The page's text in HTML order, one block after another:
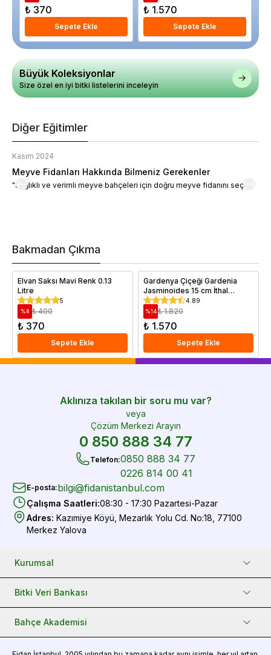
₺ 370
Sepete Ekle
₺ 1.570
Sepete Ekle
Büyük Koleksiyonlar
Size özel en iyi bitki listelerini inceleyin
Diğer Eğitimler
Kasım 2024
Meyve Fidanları Hakkında Bilmeniz Gerekenler
"Sağlıklı ve verimli meyve bahçeleri için doğru meyve fidanını seçin."
Bakmadan Çıkma
Elvan Saksı Mavi Renk 0.13
Litre
5
% 8 ₺ 400
₺ 370
Sepete Ekle
Gardenya Çiçeği Gardenia
Jasminoides 15 cm İthal
Saksıda
4.89
%14 ₺ 1.820
₺ 1.570
Sepete Ekle
Aklınıza takılan bir soru mu var?
veya
Çözüm Merkezi Arayın
0 850 888 34 77
Telefon:0850 888 34 77
0226 814 00 41
E-posta:bilgi@fidanistanbul.com
Çalışma Saatleri:08:30 - 17:30 Pazartesi-Pazar
Adres: Kazımiye Köyü, Mezarlık Yolu Cd. No:18, 77100
Merkez Yalova
Kurumsal
Bitki Veri Bankası
Bahçe Akademisi